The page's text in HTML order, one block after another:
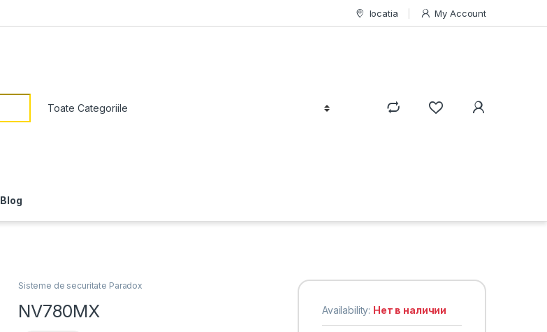
locatia My Account
Blog
Sisteme de securitate Paradox
NV780MX Availability: Нет в наличии